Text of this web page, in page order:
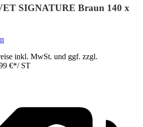
SIGNATURE Braun 140 x
inkl. MwSt. und ggf. zzgl.
€*/ ST